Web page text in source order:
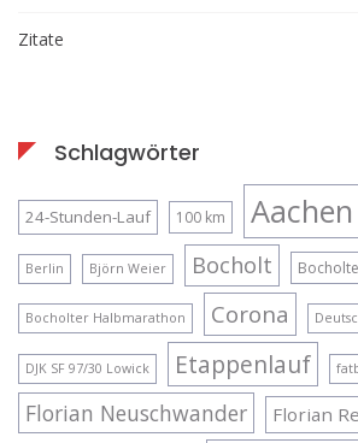
Zitate
Schlagwörter
24-Stunden-Lauf 100 km Aachen
Berlin Björn Weier Bocholt
Bocholter Halbmarathon Corona
DJK SF 97/30 Lowick Etappenlauf
Florian Neuschwander Florian